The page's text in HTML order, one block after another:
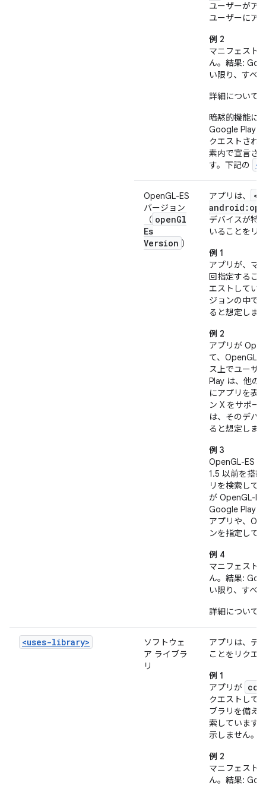
ユーザーがア
ユーザーにア
例 2
マニフェスト
ん。 結果:
い限り、すべ
詳細について
暗黙的機能に
Google Play
クエストされ
素内で宣言さ
す。下記の
OpenGL-ES
バージョン
（ openGl
Es
Version ）
アプリは、
デバイスが特
いることをリ
例 1
アプリが、マ
回指定するこ
エストしてい
ジョンの中で
ると想定しま
例 2
アプリが
て、OpenGL-
ス上でユーザ
Play は、他の
にアプリを表
ン X をサポー
は、そのデバ
ると想定しま
例 3
OpenGL-ES
1.5 以前を搭
リを検索して
が OpenGL-
Google Play
アプリや、
ンを指定して
例 4
マニフェスト
ん。 結果:
い限り、すべ
詳細について
<uses-library>
ソフトウェ
ア ライブラ
リ
アプリは、デ
ことをリクエ
例 1
アプリが
クエストして
ブラリを備え
索しています。
示しません。
例 2
マニフェスト
ん。 結果: